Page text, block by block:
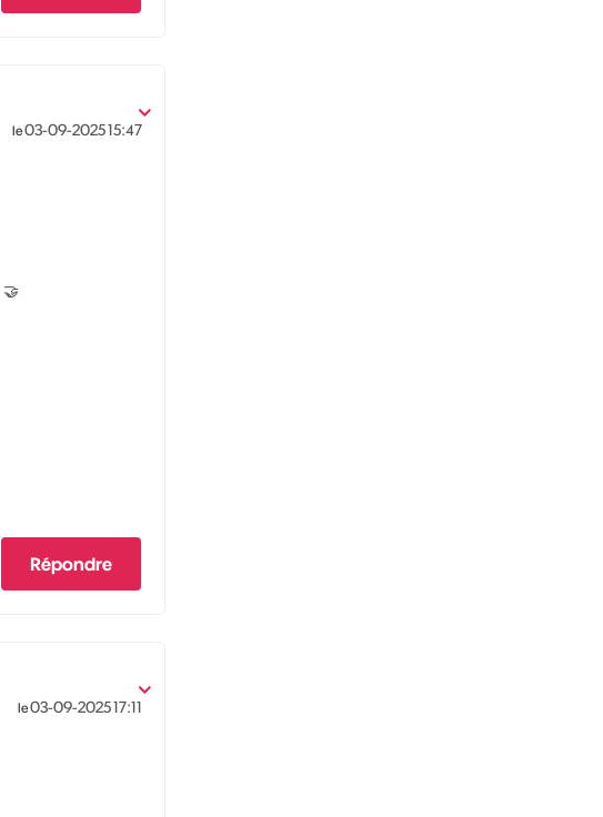
le‎03-09-202515:47
🤝
Répondre
le‎03-09-202517:11